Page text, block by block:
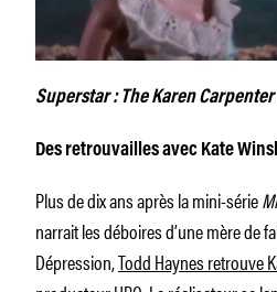
Superstar : The Karen
Des retrouvailles avec Kate
Plus de dix ans après la mini-série
narrait les déboires d’une mère de
Dépression,Todd Haynes retrouve